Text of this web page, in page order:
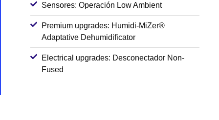
Sensores: Operación Low Ambient
Premium upgrades: Humidi-MiZer®
Adaptative Dehumidificator
Electrical upgrades: Desconectador Non-
Fused